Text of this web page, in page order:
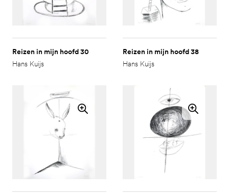
Reizen in mijn hoofd 30
Hans Kuijs
Reizen in mijn hoofd 38
Hans Kuijs